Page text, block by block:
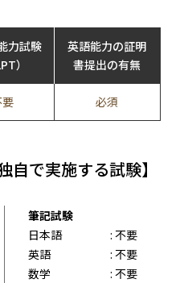
力試験
）
英語能力の証明
書提出の有無
必須
自で実施する試験】
筆記試験
日本語
: 不要
英語
: 不要
数学
: 不要